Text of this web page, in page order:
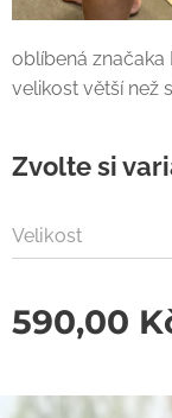
oblíbená značaka
velikost větší než
Zvolte si
Velikost
590,00